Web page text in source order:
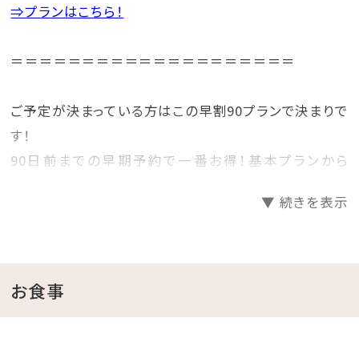
⇒プランはこちら！
＝＝＝＝＝＝＝＝＝＝＝＝＝＝＝＝＝＝＝＝
ご予定が決まっている方はこの早割90プランで決まりで
す！
90日前までの早期予約で一番お得！基本プランから
プランで迷っているお客様必見の早期割90プランです！
＝＝＝＝＝＝＝＝＝＝＝＝＝＝＝＝＝＝＝＝
▼ 続きを表示
お食事